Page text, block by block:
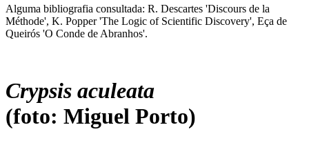
Alguma bibliografia consultada: R. Descartes 'Discours de la
Méthode', K. Popper 'The Logic of Scientific Discovery', Eça de
Queirós 'O Conde de Abranhos'.
Crypsis aculeata
(foto: Miguel Porto)